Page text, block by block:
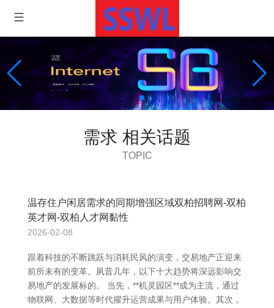
需求 相关话题
TOPIC
温存住户闲居需求的同期增强区域双柏招聘网-双柏
英才网-双柏人才网黏性
2026-02-08
跟着科技的不断跳跃与消耗民风的演变，交易地产正迎来
前所未有的变革。夙昔几年，以下十大趋势将深远影响交
易地产的发展标的。 当先，**机灵园区**成为主流，通过
物联网、大数据等时代擢升运营成果与用户体验。其次，